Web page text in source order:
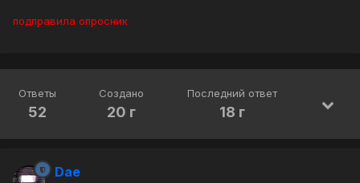
подправила опросник
Ответы
52
Создано
20 г
Последний ответ
18 г
Dae